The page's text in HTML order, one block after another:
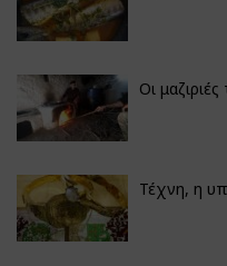
Οι
Τέχνη, η